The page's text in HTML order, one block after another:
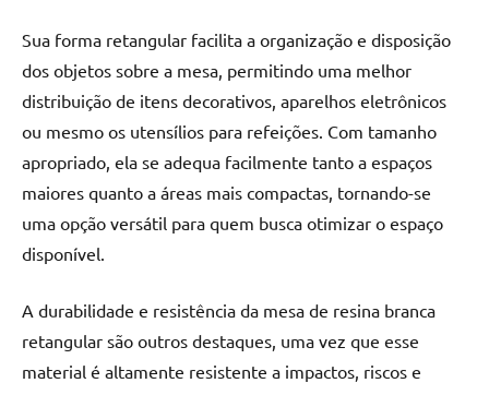
Sua forma retangular facilita a organização e disposição
dos objetos sobre a mesa, permitindo uma melhor
distribuição de itens decorativos, aparelhos eletrônicos
ou mesmo os utensílios para refeições. Com tamanho
apropriado, ela se adequa facilmente tanto a espaços
maiores quanto a áreas mais compactas, tornando-se
uma opção versátil para quem busca otimizar o espaço
disponível.
A durabilidade e resistência da mesa de resina branca
retangular são outros destaques, uma vez que esse
material é altamente resistente a impactos, riscos e